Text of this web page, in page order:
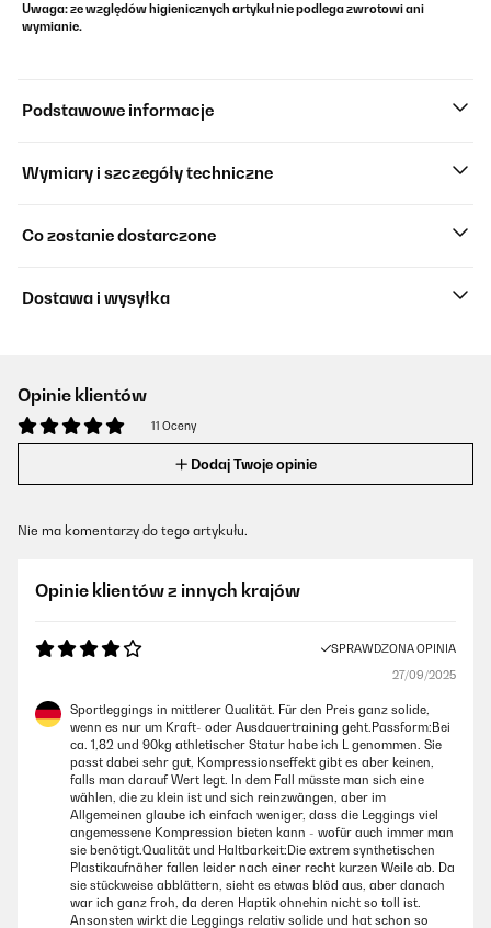
Uwaga: ze względów higienicznych artykuł nie podlega zwrotowi ani
wymianie.
Podstawowe informacje
Wymiary i szczegóły techniczne
Co zostanie dostarczone
Dostawa i wysyłka
Opinie klientów
11 Oceny
Dodaj Twoje opinie
Nie ma komentarzy do tego artykułu.
Opinie klientów z innych krajów
SPRAWDZONA OPINIA
27/09/2025
Sportleggings in mittlerer Qualität. Für den Preis ganz solide,
wenn es nur um Kraft- oder Ausdauertraining geht.Passform:Bei
ca. 1,82 und 90kg athletischer Statur habe ich L genommen. Sie
passt dabei sehr gut, Kompressionseffekt gibt es aber keinen,
falls man darauf Wert legt. In dem Fall müsste man sich eine
wählen, die zu klein ist und sich reinzwängen, aber im
Allgemeinen glaube ich einfach weniger, dass die Leggings viel
angemessene Kompression bieten kann - wofür auch immer man
sie benötigt.Qualität und Haltbarkeit:Die extrem synthetischen
Plastikaufnäher fallen leider nach einer recht kurzen Weile ab. Da
sie stückweise abblättern, sieht es etwas blöd aus, aber danach
war ich ganz froh, da deren Haptik ohnehin nicht so toll ist.
Ansonsten wirkt die Leggings relativ solide und hat schon so